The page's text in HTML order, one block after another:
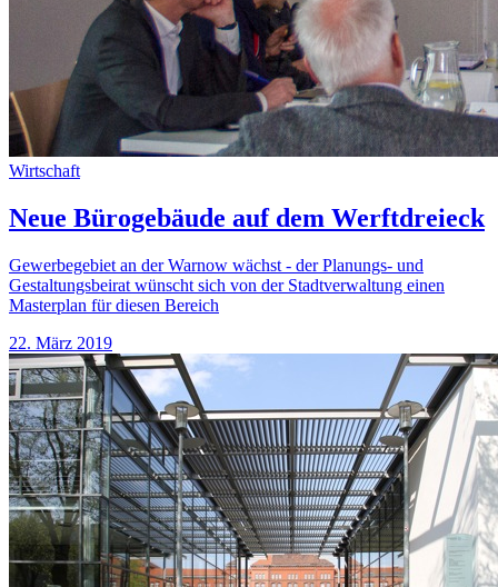
Wirtschaft
Neue Bürogebäude auf dem Werftdreieck
Gewerbegebiet an der Warnow wächst - der Planungs- und
Gestaltungsbeirat wünscht sich von der Stadtverwaltung einen
Masterplan für diesen Bereich
22. März 2019